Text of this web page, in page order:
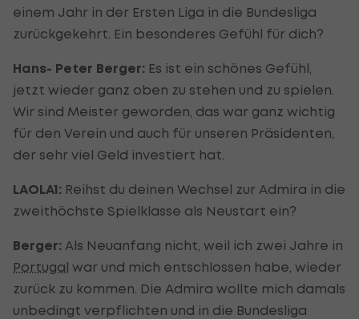
einem Jahr in der Ersten Liga in die Bundesliga
zurückgekehrt. Ein besonderes Gefühl für dich?
Hans- Peter Berger: Es ist ein schönes Gefühl,
jetzt wieder ganz oben zu stehen und zu spielen.
Wir sind Meister geworden, das war ganz wichtig
für den Verein und auch für unseren Präsidenten,
der sehr viel Geld investiert hat.
LAOLA1: Reihst du deinen Wechsel zur Admira in die
zweithöchste Spielklasse als Neustart ein?
Berger: Als Neuanfang nicht, weil ich zwei Jahre in
Portugal war und mich entschlossen habe, wieder
zurück zu kommen. Die Admira wollte mich damals
unbedingt verpflichten und in die Bundesliga